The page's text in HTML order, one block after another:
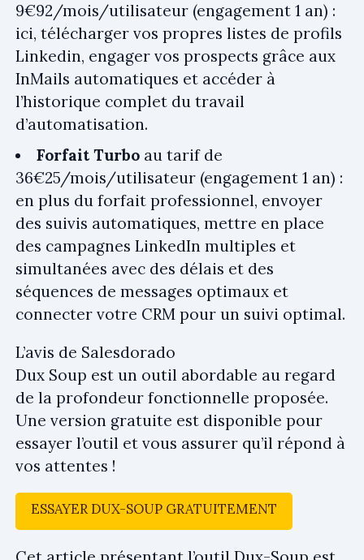
9€92/mois/utilisateur (engagement 1 an) :
ici, télécharger vos propres listes de profils
Linkedin, engager vos prospects grâce aux
InMails automatiques et accéder à
l’historique complet du travail
d’automatisation.
Forfait Turbo au tarif de
36€25/mois/utilisateur (engagement 1 an) :
en plus du forfait professionnel, envoyer
des suivis automatiques, mettre en place
des campagnes LinkedIn multiples et
simultanées avec des délais et des
séquences de messages optimaux et
connecter votre CRM pour un suivi optimal.
L’avis de Salesdorado
Dux Soup est un outil abordable au regard
de la profondeur fonctionnelle proposée.
Une version gratuite est disponible pour
essayer l’outil et vous assurer qu’il répond à
vos attentes !
ESSAYER DUX-SOUP GRATUITEMENT